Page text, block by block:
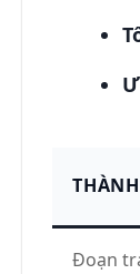
Đoạn